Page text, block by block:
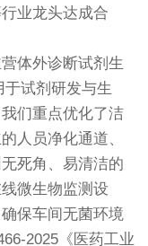
业龙头达成合
体外诊断试剂生
试剂研发与生
们重点优化了洁
人员净化通道、
死角、易清洁的
微生物监测设
保车间无菌环境
2025《医药工业